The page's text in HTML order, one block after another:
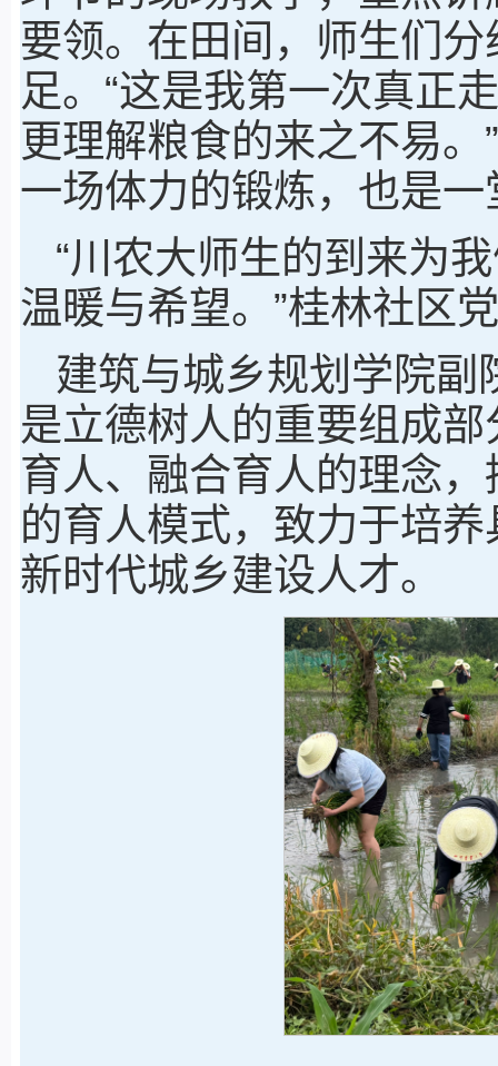
要领。在田间，师生们
足。“这是我第一次真正
更理解粮食的来之不易。
一场体力的锻炼，也是一
“川农大师生的到来为
温暖与希望。”桂林社区
建筑与城乡规划学院
是立德树人的重要组成
育人、融合育人的理念，
的育人模式，致力于培
新时代城乡建设人才。